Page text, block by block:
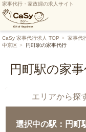
家事代行・家政婦の求人サイト
CaSy 家事代行求人 TOP 家事代
中京区
円町駅の家事代行
円町駅の家
エリアから探
選択中の駅：円町